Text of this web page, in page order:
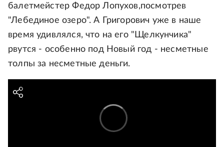
балетмейстер Федор Лопухов,посмотрев
"Лебединое озеро". А Григорович уже в наше
время удивлялся, что на его "Щелкунчика"
рвутся - особенно под Новый год - несметные
толпы за несметные деньги.